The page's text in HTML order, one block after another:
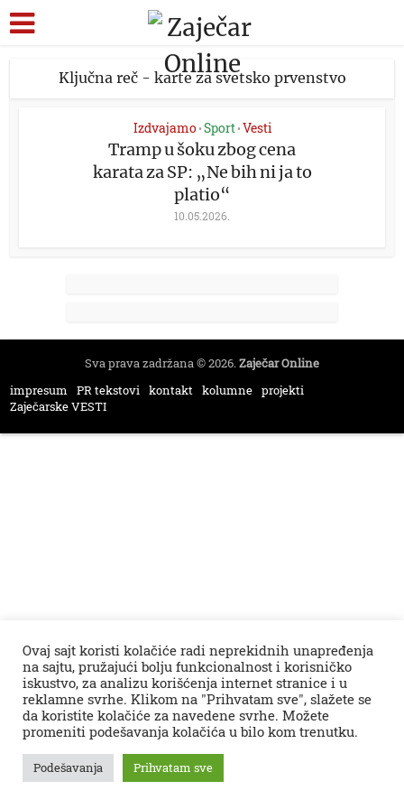
Ključna reč - karte za svetsko prvenstvo
Izdvajamo •Sport •Vesti
Tramp u šoku zbog cena
karata za SP: „Ne bih ni ja to
platio“
10.05.2026.
Sva prava zadržana © 2026.Zaječar Online
impresum
PR tekstovi kontakt kolumne projekti
Zaječarske VESTI
Ovaj sajt koristi kolačiće radi neprekidnih unapređenja
na sajtu, pružajući bolju funkcionalnost i korisničko
iskustvo, za analizu korišćenja internet stranice i u
reklamne svrhe. Klikom na "Prihvatam sve", slažete se
da koristite kolačiće za navedene svrhe. Možete
promeniti podešavanja kolačića u bilo kom trenutku.
Podešavanja Prihvatam sve